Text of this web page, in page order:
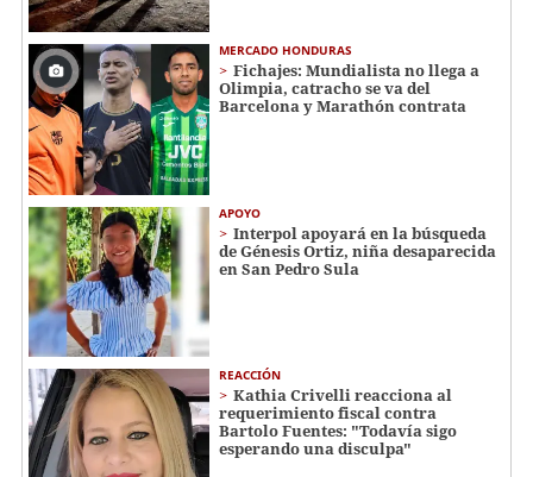
MERCADO HONDURAS
Fichajes: Mundialista no llega a
Olimpia, catracho se va del
Barcelona y Marathón contrata
APOYO
Interpol apoyará en la búsqueda
de Génesis Ortiz, niña desaparecida
en San Pedro Sula
REACCIÓN
Kathia Crivelli reacciona al
requerimiento fiscal contra
Bartolo Fuentes: "Todavía sigo
esperando una disculpa"